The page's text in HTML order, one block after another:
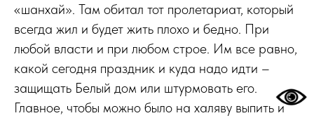
«шанхай». Там обитал тот пролетариат, который
всегда жил и будет жить плохо и бедно. При
любой власти и при любом строе. Им все равно,
какой сегодня праздник и куда надо идти –
защищать Белый дом или штурмовать его.
Главное, чтобы можно было на халяву выпить и